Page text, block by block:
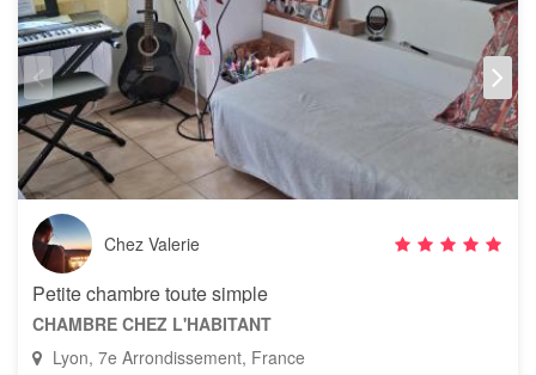
Chez Valerie
Petite chambre toute simple
CHAMBRE CHEZ L'HABITANT
Lyon, 7e Arrondissement, France